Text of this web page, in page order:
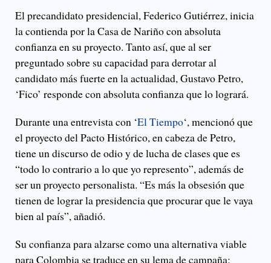
El precandidato presidencial, Federico Gutiérrez, inicia
la contienda por la Casa de Nariño con absoluta
confianza en su proyecto. Tanto así, que al ser
preguntado sobre su capacidad para derrotar al
candidato más fuerte en la actualidad, Gustavo Petro,
‘Fico’ responde con absoluta confianza que lo logrará.
Durante una entrevista con ‘El Tiempo‘, mencionó que
el proyecto del Pacto Histórico, en cabeza de Petro,
tiene un discurso de odio y de lucha de clases que es
“todo lo contrario a lo que yo represento”, además de
ser un proyecto personalista. “Es más la obsesión que
tienen de lograr la presidencia que procurar que le vaya
bien al país”, añadió.
Su confianza para alzarse como una alternativa viable
para Colombia se traduce en su lema de campaña: